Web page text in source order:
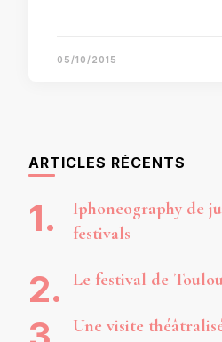
05/10/2015
ARTICLES RÉCENTS
Iphoneography de
festivals
Le festival de
Une visite